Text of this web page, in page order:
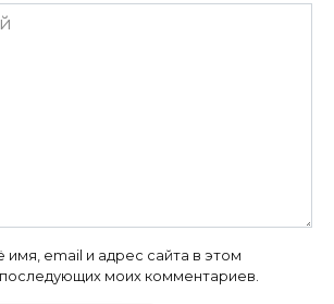
имя, email и адрес сайта в этом
моих комментариев.